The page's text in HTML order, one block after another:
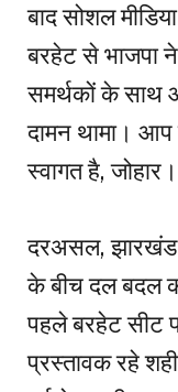
बाद सोशल
बरहेट से भाजपा
समर्थकों के साथ
दामन थामा। आप
स्वागत है,
दरअसल, झारखंड
के बीच दल बदल
पहले बरहेट सीट
प्रस्तावक रहे